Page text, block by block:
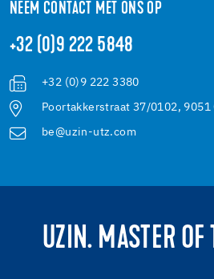
NEEM CONTACT MET ONS OP
+32 (0)9 222 5848
+32 (0)9 222 3380
Poortakkerstraat 37/0102, 9051
be@uzin-utz.com
UZIN. MASTER OF